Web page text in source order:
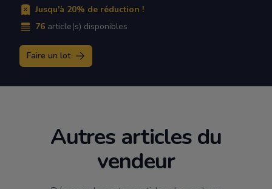
Jusqu'à 20% de réduction !
76 article(s) disponibles
Faire un lot
Autres articles du
vendeur